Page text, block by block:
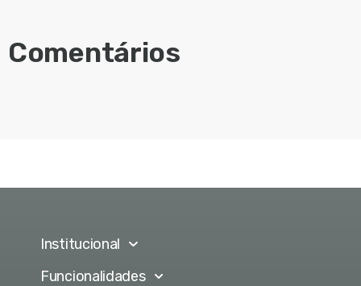
Comentários
Institucional
Funcionalidades